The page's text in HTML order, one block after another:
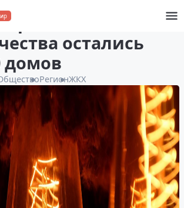
без
остались
домов
РегионЖКХ